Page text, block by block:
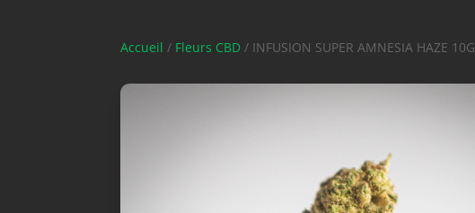
Accueil / Fleurs CBD / INFUSION SUPER AMNESIA HAZE 10G